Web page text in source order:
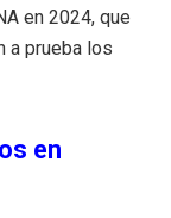
en 2024, que
a prueba los
en